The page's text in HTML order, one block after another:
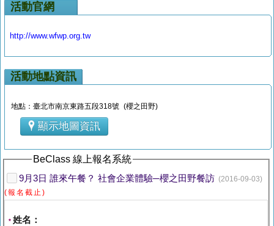
活動官網
http://www.wfwp.org.tw
活動地點資訊
地點：臺北市南京東路五段318號 (櫻之田野)
顯示地圖資訊
BeClass 線上報名系統
9月3日 誰來午餐？ 社會企業體驗─櫻之田野餐訪 (2016-09-03)
(報名截止)
* 姓名：